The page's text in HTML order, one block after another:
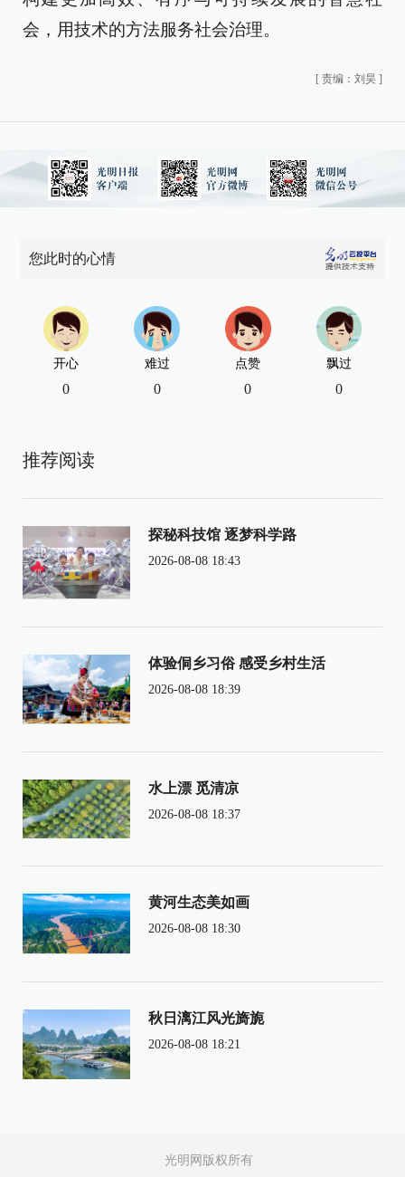
会，用技术的方法服务社会治理。
[ 责编：刘昊 ]
您此时的心情
开心
0
难过
0
点赞
0
飘过
0
推荐阅读
探秘科技馆 逐梦科学路
2026-08-08 18:43
体验侗乡习俗 感受乡村生活
2026-08-08 18:39
水上漂 觅清凉
2026-08-08 18:37
黄河生态美如画
2026-08-08 18:30
秋日漓江风光旖旎
2026-08-08 18:21
光明网版权所有